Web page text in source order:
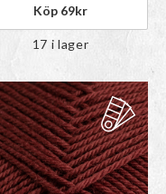
Köp 69kr
17 i lager